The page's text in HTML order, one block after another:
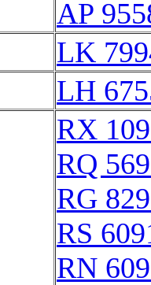
AP
LK
LH
RX
RQ
RG
RS
RN